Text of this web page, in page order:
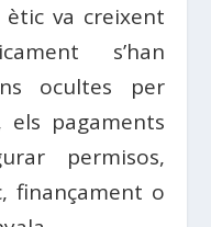
va creixent
s’han
ocultes per
els pagaments
permisos,
finançament o